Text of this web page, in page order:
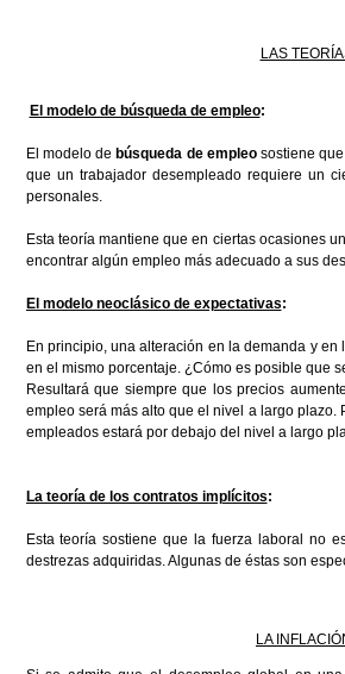
LAS
El modelo de búsqueda de empleo:
El modelo de búsqueda de empleosostiene que
que un trabajador desempleado requiere un
personales.
Esta teoría mantiene que en ciertas ocasiones
encontrar algún empleo más adecuado a sus
El modelo neoclásico de expectativas:
En principio, una alteración en la demanda y
en el mismo porcentaje. ¿Cómo es posible que
Resultará que siempre que los precios
empleo será más alto que el nivel a largo
empleados estará por debajo del nivel a largo
La teoría de los contratos implícitos:
Esta teoría sostiene que la fuerza laboral no
destrezas adquiridas. Algunas de éstas son
LA